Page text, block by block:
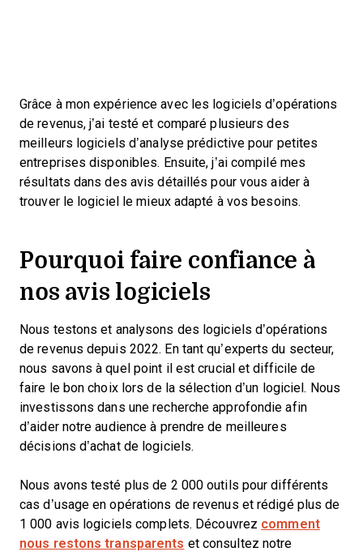
Grâce à mon expérience avec les logiciels d’opérations
de revenus, j’ai testé et comparé plusieurs des
meilleurs logiciels d’analyse prédictive pour petites
entreprises disponibles. Ensuite, j’ai compilé mes
résultats dans des avis détaillés pour vous aider à
trouver le logiciel le mieux adapté à vos besoins.
Pourquoi faire confiance à
nos avis logiciels
Nous testons et analysons des logiciels d’opérations
de revenus depuis 2022. En tant qu’experts du secteur,
nous savons à quel point il est crucial et difficile de
faire le bon choix lors de la sélection d’un logiciel. Nous
investissons dans une recherche approfondie afin
d’aider notre audience à prendre de meilleures
décisions d’achat de logiciels.
Nous avons testé plus de 2 000 outils pour différents
cas d’usage en opérations de revenus et rédigé plus de
1 000 avis logiciels complets. Découvrez comment
nous restons transparents et consultez notre